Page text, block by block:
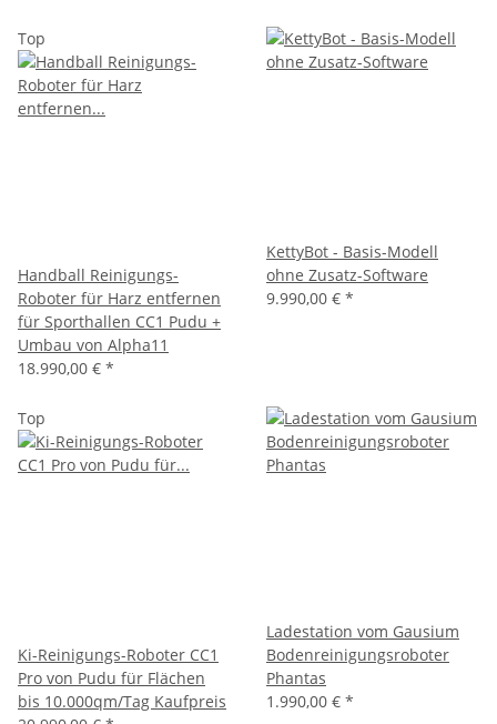
Top
Handball Reinigungs-
Roboter für Harz entfernen
für Sporthallen CC1 Pudu +
Umbau von Alpha11
18.990,00 € *
KettyBot - Basis-Modell
ohne Zusatz-Software
9.990,00 € *
Top
Ki-Reinigungs-Roboter CC1
Pro von Pudu für Flächen
bis 10.000qm/Tag Kaufpreis
Ladestation vom Gausium
Bodenreinigungsroboter
Phantas
1.990,00 € *